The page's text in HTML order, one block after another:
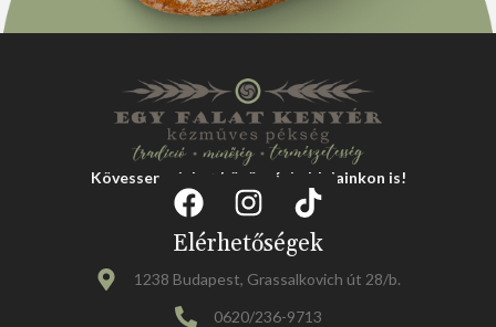
Kövessen minket közösségi oldalainkon is!
Elérhetőségek
1238 Budapest, Grassalkovich út 28/b.
0620/236-9713